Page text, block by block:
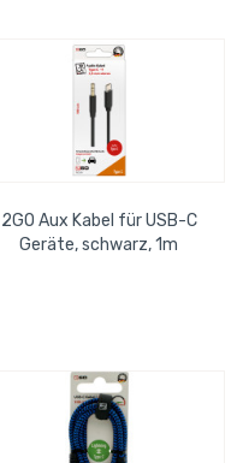
2GO Aux Kabel für USB-C
Geräte, schwarz, 1m